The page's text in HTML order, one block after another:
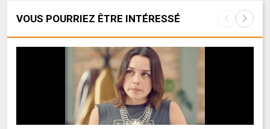
VOUS POURRIEZ ÊTRE INTÉRESSÉ